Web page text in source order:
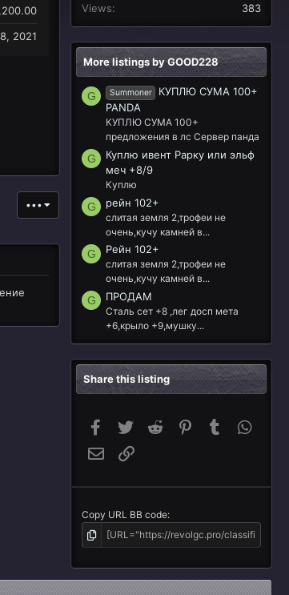
2021
•••
Views
383
More listings by GOOD228
G Summoner
КУПЛЮ СУМА 100+
PANDA
КУПЛЮ СУМА 100+
предложения в лс Сервер панда
G
Куплю ивент Рарку или эльф
меч +8/9
Куплю
G рейн 102+
слитая земля 2,трофеи не
очень,кучу камней в...
G Рейн 102+
слитая земля 2,трофеи не
очень,кучу камней в...
G ПРОДАМ
Сталь сет +8 ,лег досп мета
+6,крыло +9,мушку...
Share this listing
Facebook
TwitterReddit PinterestTumblr
Email Link
Copy URL BB code